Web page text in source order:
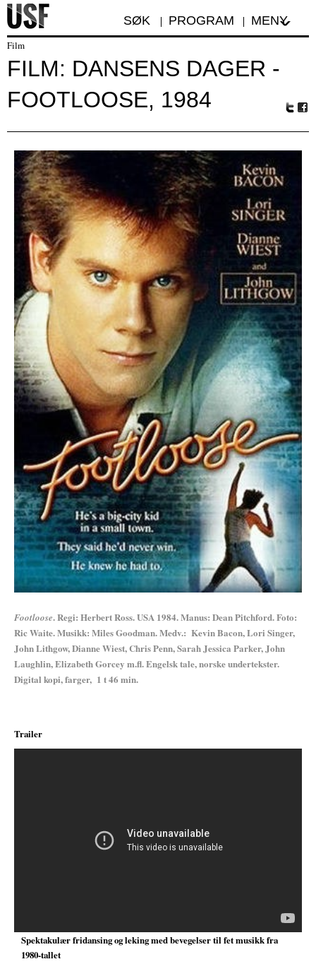
SØK PROGRAM MENY
Film
FILM: DANSENS DAGER -
FOOTLOOSE, 1984
r
oo
Footloose. Regi: Herbert Ross. USA 1984. Manus: Dean Pitchford. Foto:
Ric Waite. Musikk: Miles Goodman. Medv.: Kevin Bacon, Lori Singer,
John Lithgow, Dianne Wiest, Chris Penn, Sarah Jessica Parker, John
Laughlin, Elizabeth Gorcey m.fl. Engelsk tale, norske undertekster.
Digital kopi, farger, 1 t 46 min.
Trailer
Spektakulær fridansing og leking med bevegelser til fet musikk fra
1980-tallet